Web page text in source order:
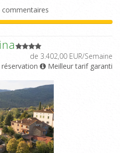
commentaires
de 3.402,00 EUR/Semaine
Meilleur tarif garanti